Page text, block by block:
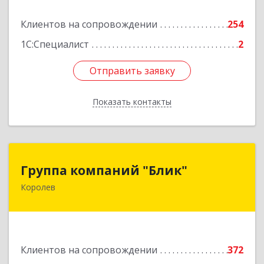
Клиентов на сопровождении
254
1С:Специалист
2
Отправить заявку
Показать контакты
Отправить заявку
Назад
Группа компаний "Блик"
Королев
Клиентов на сопровождении
372
Группа компаний "Блик"